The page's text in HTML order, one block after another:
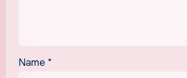
Name *